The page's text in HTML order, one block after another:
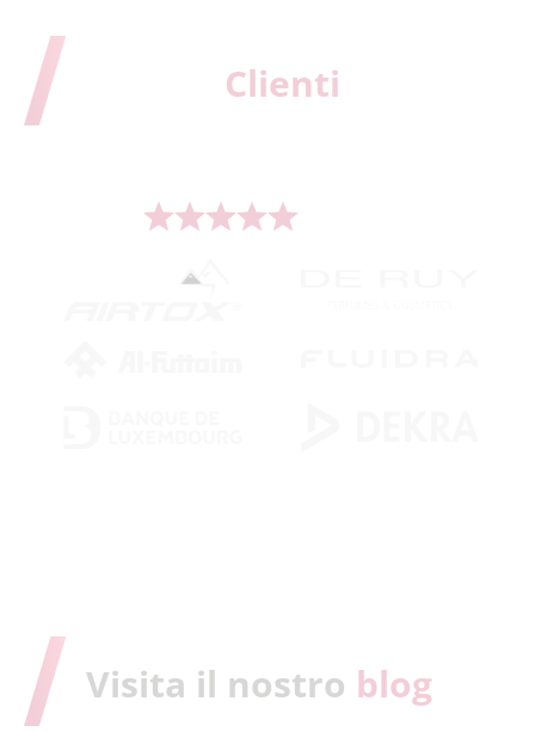
Clienti
Visita il nostro blog